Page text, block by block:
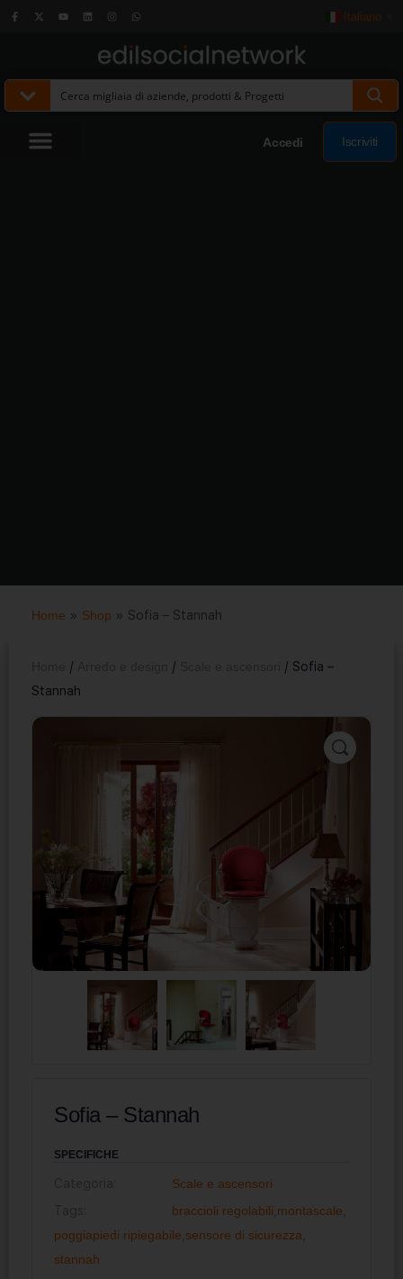
Italiano
Accedi Iscriviti
Home » Shop » Sofia – Stannah
/ /
/ Sofia –
Stannah
Sofia – Stannah
SPECIFICHE
Scale e ascensori
braccioli regolabili montascale
poggiapiedi ripiegabile sensore di sicurezza
stannah